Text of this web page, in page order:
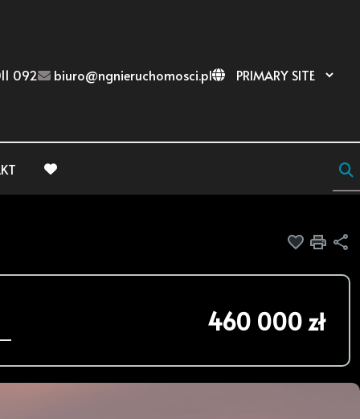
092 biuro@ngnieruchomosci.pl
favorite
Dodaj
460 000 zł